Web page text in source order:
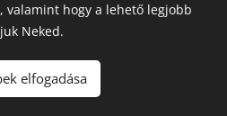
valamint hogy a lehető legjobb
Neked.
elfogadása